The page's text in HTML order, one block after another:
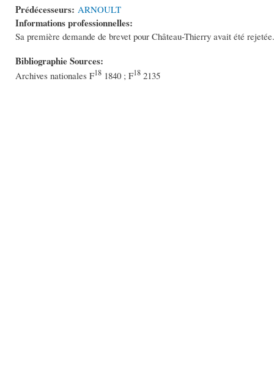
Prédécesseurs: ARNOULT
Informations professionnelles:
Sa première demande de brevet pour Château-Thierry avait été rejetée.
Bibliographie Sources:
Archives nationales F18 1840 ; F18 2135